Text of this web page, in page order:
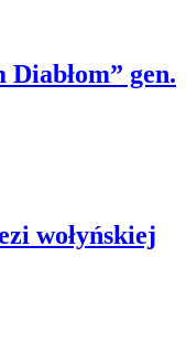
gen.
wołyńskiej